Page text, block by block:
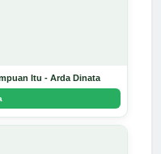
Itu - Arda Dinata